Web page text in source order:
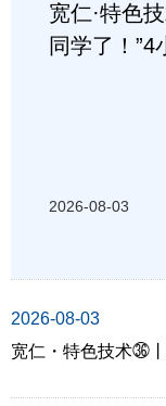
宽仁·特色
同学了！”4
2026-08-03
2026-08-03
宽仁・特色技术㊱
开启前列腺癌放射